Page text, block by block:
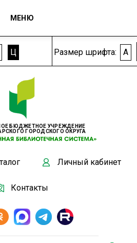
Ц Размер шрифта: A
БЮДЖЕТНОЕ УЧРЕЖДЕНИЕ
ГОРОДСКОГО ОКРУГА
Личный кабинет
Контакты
МЕНЮ